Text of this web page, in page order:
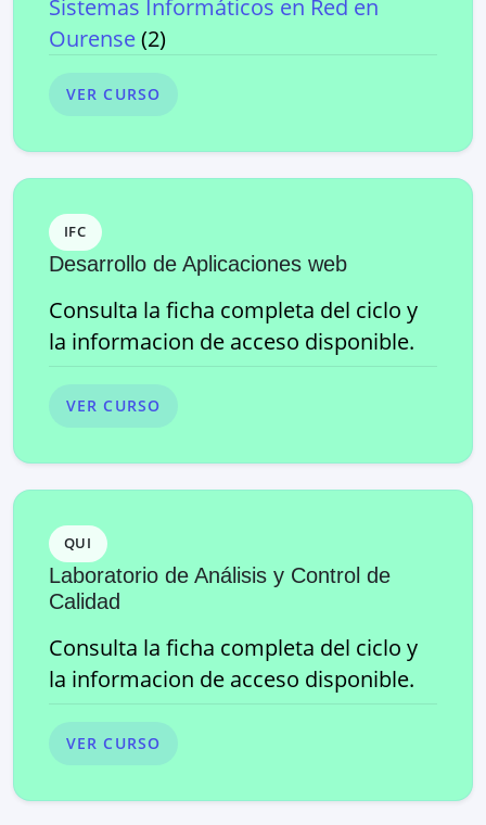
Sistemas Informáticos en Red en
Ourense(2)
VER CURSO
IFC
Desarrollo de Aplicaciones web
Consulta la ficha completa del ciclo y
la informacion de acceso disponible.
VER CURSO
QUI
Laboratorio de Análisis y Control de
Calidad
Consulta la ficha completa del ciclo y
la informacion de acceso disponible.
VER CURSO